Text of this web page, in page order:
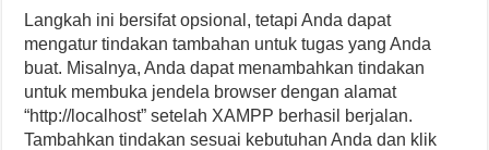
Langkah ini bersifat opsional, tetapi Anda dapat
mengatur tindakan tambahan untuk tugas yang Anda
buat. Misalnya, Anda dapat menambahkan tindakan
untuk membuka jendela browser dengan alamat
“http://localhost” setelah XAMPP berhasil berjalan.
Tambahkan tindakan sesuai kebutuhan Anda dan klik